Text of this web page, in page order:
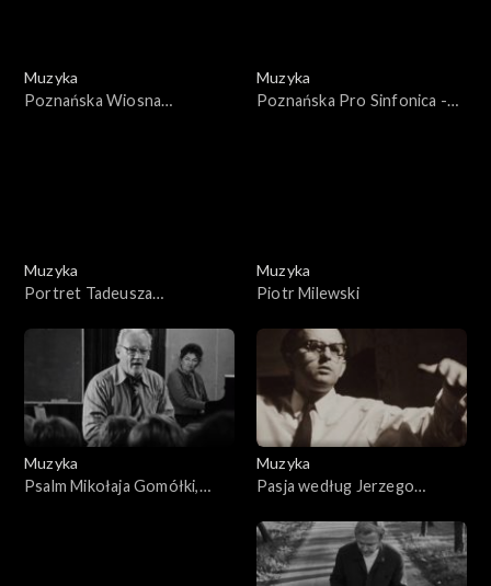
Muzyka
Poznańska Wiosna
Muzyka
Poznańska Pro Sinfonica -
Muzyka
Portret Tadeusza
Muzyka
Piotr Milewski
Muzyka
Psalm Mikołaja Gomółki,
Muzyka
Pasja według Jerzego